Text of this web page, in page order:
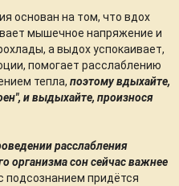
основан на том, что вдох
мышечное напряжение и
а выдох успокаивает,
помогает расслаблению
тепла, поэтому вдыхайте,
и выдыхайте, произнося
расслабления
организма сон сейчас важнее
подсознанием придётся